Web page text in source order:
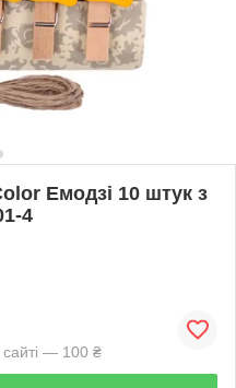
Емодзі 10 штук з
4
— 100 ₴